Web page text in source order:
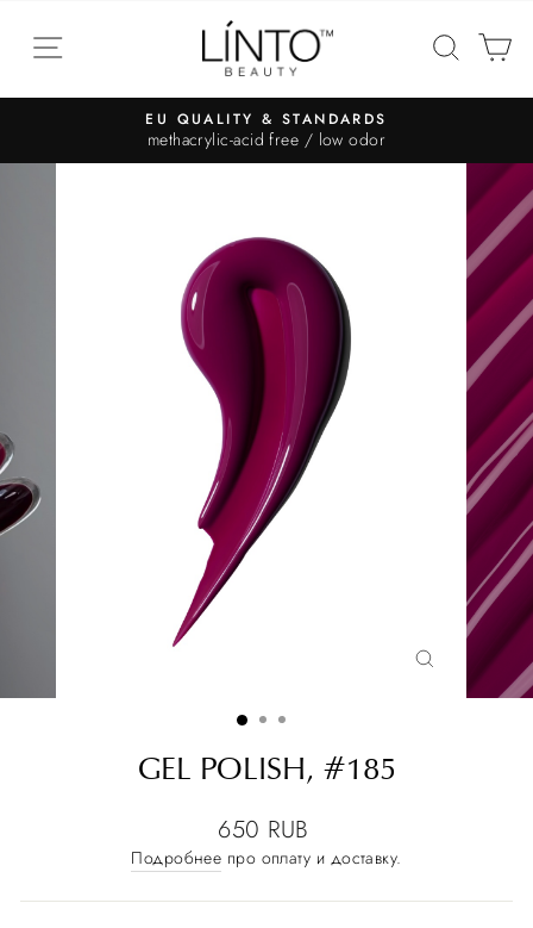
EU QUALITY & STANDARDS
methacrylic-acid free / low odor
GEL POLISH, #185
650 RUB
Подробнее про оплату и доставку.